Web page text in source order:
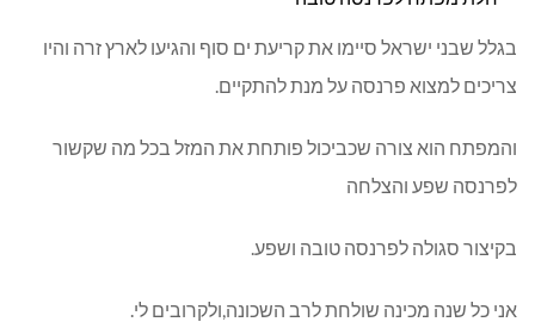
בגלל שבני ישראל סיימו את קריעת ים סוף והגיעו לארץ זרה והיו
צריכים למצוא פרנסה על מנת להתקיים.
והמפתח הוא צורה שכביכול פותחת את המזל בכל מה שקשור
לפרנסה שפע והצלחה
בקיצור סגולה לפרנסה טובה ושפע.
אני כל שנה מכינה שולחת לרב השכונה,ולקרובים לי.